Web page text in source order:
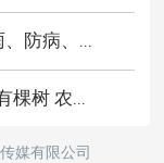
防病、...
棵树 农...
媒有限公司